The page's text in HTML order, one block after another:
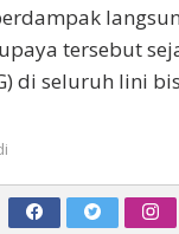
tersebut
di seluruh lini